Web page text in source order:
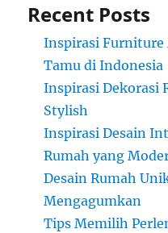
Recent Posts
Inspirasi Furniture
Tamu di Indonesia
Inspirasi Dekorasi
Stylish
Inspirasi Desain
Rumah yang
Desain Rumah
Mengagumkan
Tips Memilih